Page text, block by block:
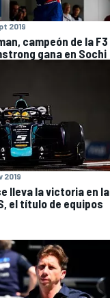
2019
campeón de la F3
gana en Sochi
2019
lleva la victoria en la
el título de equipos